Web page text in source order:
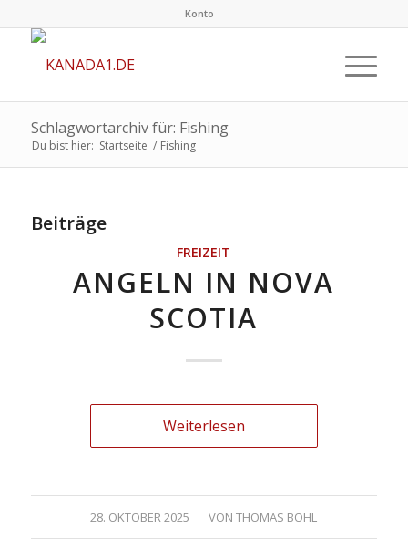
Konto
Schlagwortarchiv für: Fishing
Du bist hier: Startseite / Fishing
Beiträge
FREIZEIT
ANGELN IN NOVA
SCOTIA
Weiterlesen
28. OKTOBER 2025
/ VONTHOMAS BOHL